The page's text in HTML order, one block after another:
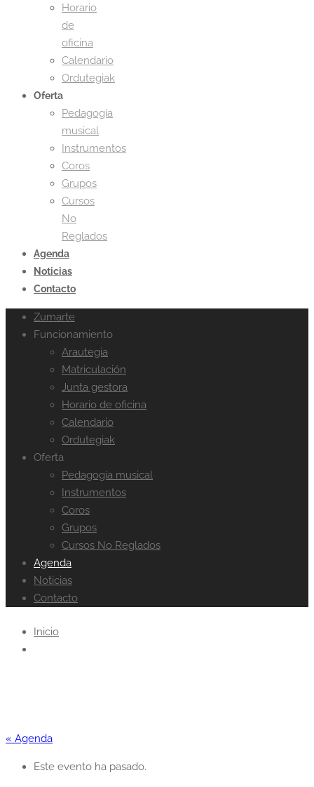
Horario
de
oficina
Calendario
Ordutegiak
Oferta
Pedagogía
musical
Instrumentos
Coros
Grupos
Cursos
No
Reglados
Agenda
Noticias
Contacto
Zumarte
Funcionamiento
Arautegia
Matriculación
Junta gestora
Horario de oficina
Calendario
Ordutegiak
Oferta
Pedagogía musical
Instrumentos
Coros
Grupos
Cursos No Reglados
Agenda
Noticias
Contacto
Inicio
« Agenda
Este evento ha pasado.